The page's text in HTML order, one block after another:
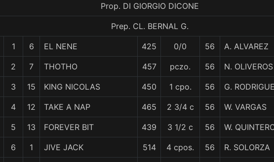
Prop. DI GIORGIO DICONE
Prep. CL. BERNAL G.
1 6 EL NENE 425 0/0 56 A. ALVAREZ
2 7 THOTHO 457 pczo. 56 N. OLIVEROS
3 15 KING NICOLAS 450 1 cpo. 56 G.
4 12 TAKE A NAP 465 2 3/4 c 56 W. VARGAS
5 13 FOREVER BIT 439 3 1/2 c 56 W.
6 1 JIVE JACK 514 4 cpos. 56 R. SOLORZA